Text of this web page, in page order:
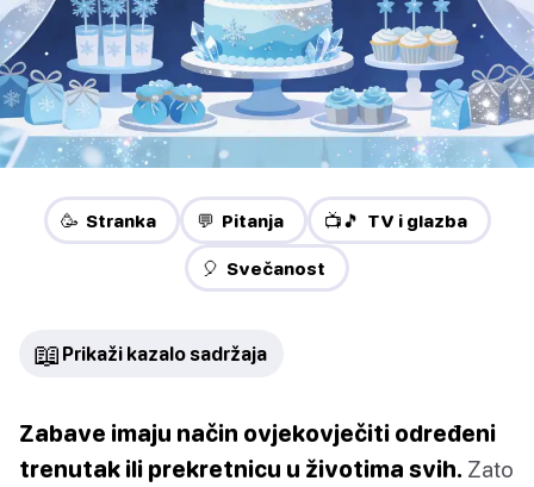
🥳 Stranka 💬 Pitanja 📺🎵 TV i glazba
🎈 Svečanost
📖 Prikaži kazalo sadržaja
Zabave imaju način ovjekovječiti određeni
trenutak ili prekretnicu u životima svih. Zato